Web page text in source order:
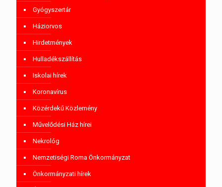
Gyógyszertár
Háziorvos
Hirdetmények
Hulladékszállítás
Iskolai hírek
Koronavírus
Közérdekű Közlemény
Művelődési Ház hírei
Nekrológ
Nemzetiségi Roma Önkormányzat
Önkormányzati hírek